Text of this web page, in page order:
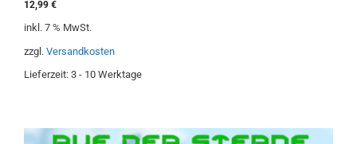
v
n
12,99 €
inkl. 7 % MwSt.
zzgl. Versandkosten
Lieferzeit: 3 - 10 Werktage